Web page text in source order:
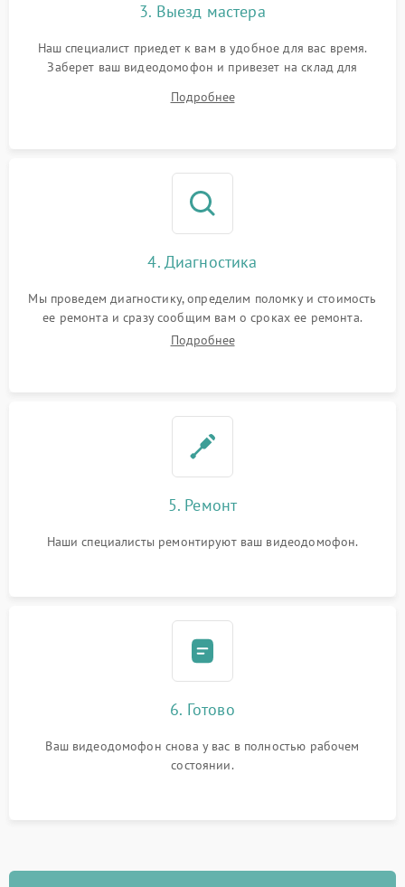
3. Выезд мастера
Наш специалист приедет к вам в удобное для вас время.
Заберет ваш видеодомофон и привезет на склад для
Подробнее
4. Диагностика
Мы проведем диагностику, определим поломку и стоимость
ее ремонта и сразу сообщим вам о сроках ее ремонта.
Подробнее
5. Ремонт
Наши специалисты ремонтируют ваш видеодомофон.
6. Готово
Ваш видеодомофон снова у вас в полностью рабочем
состоянии.